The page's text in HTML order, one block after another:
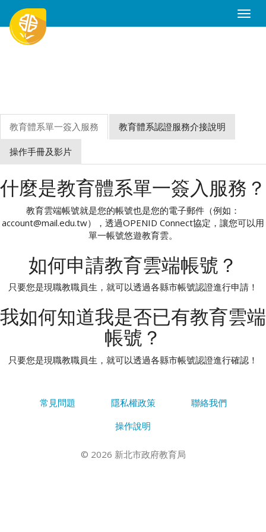
Toggle
教育體系單一簽入服務 教育體系認證服務介接說明
操作手冊及影片
什麼是教育體系單一簽入服務？
教育雲端帳號就是您的帳號也是您的電子郵件（例如：
account@mail.edu.tw），透過OPENID Connect協定，讓您可以用
單一帳號悠遊教育雲。
如何申請教育雲端帳號？
只要您是現職教職員生，就可以透過各縣市帳號認證進行申請！
我如何知道我是否已有教育雲端
帳號？
只要您是現職教職員生，就可以透過各縣市帳號認證進行確認！
常見問題 隱私權政策
聯絡我們
操作說明
© 2026 新北市政府教育局